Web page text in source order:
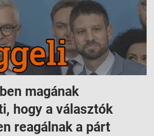
magának
hogy a választók
reagálnak a párt